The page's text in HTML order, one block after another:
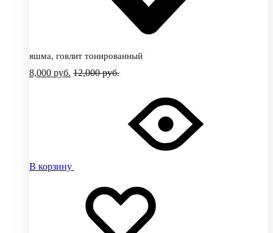
яшма, говлит тонированный
8,000 руб. 12,000руб.
В корзину